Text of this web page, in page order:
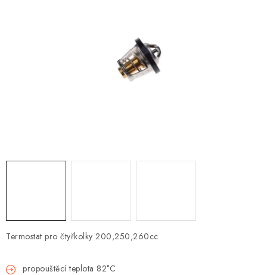
Moje objednávka Kontakt
Reklamace a vrácení zboží
Termostat pro čtyřkolky 200,250,260cc
propouštěcí teplota 82°C